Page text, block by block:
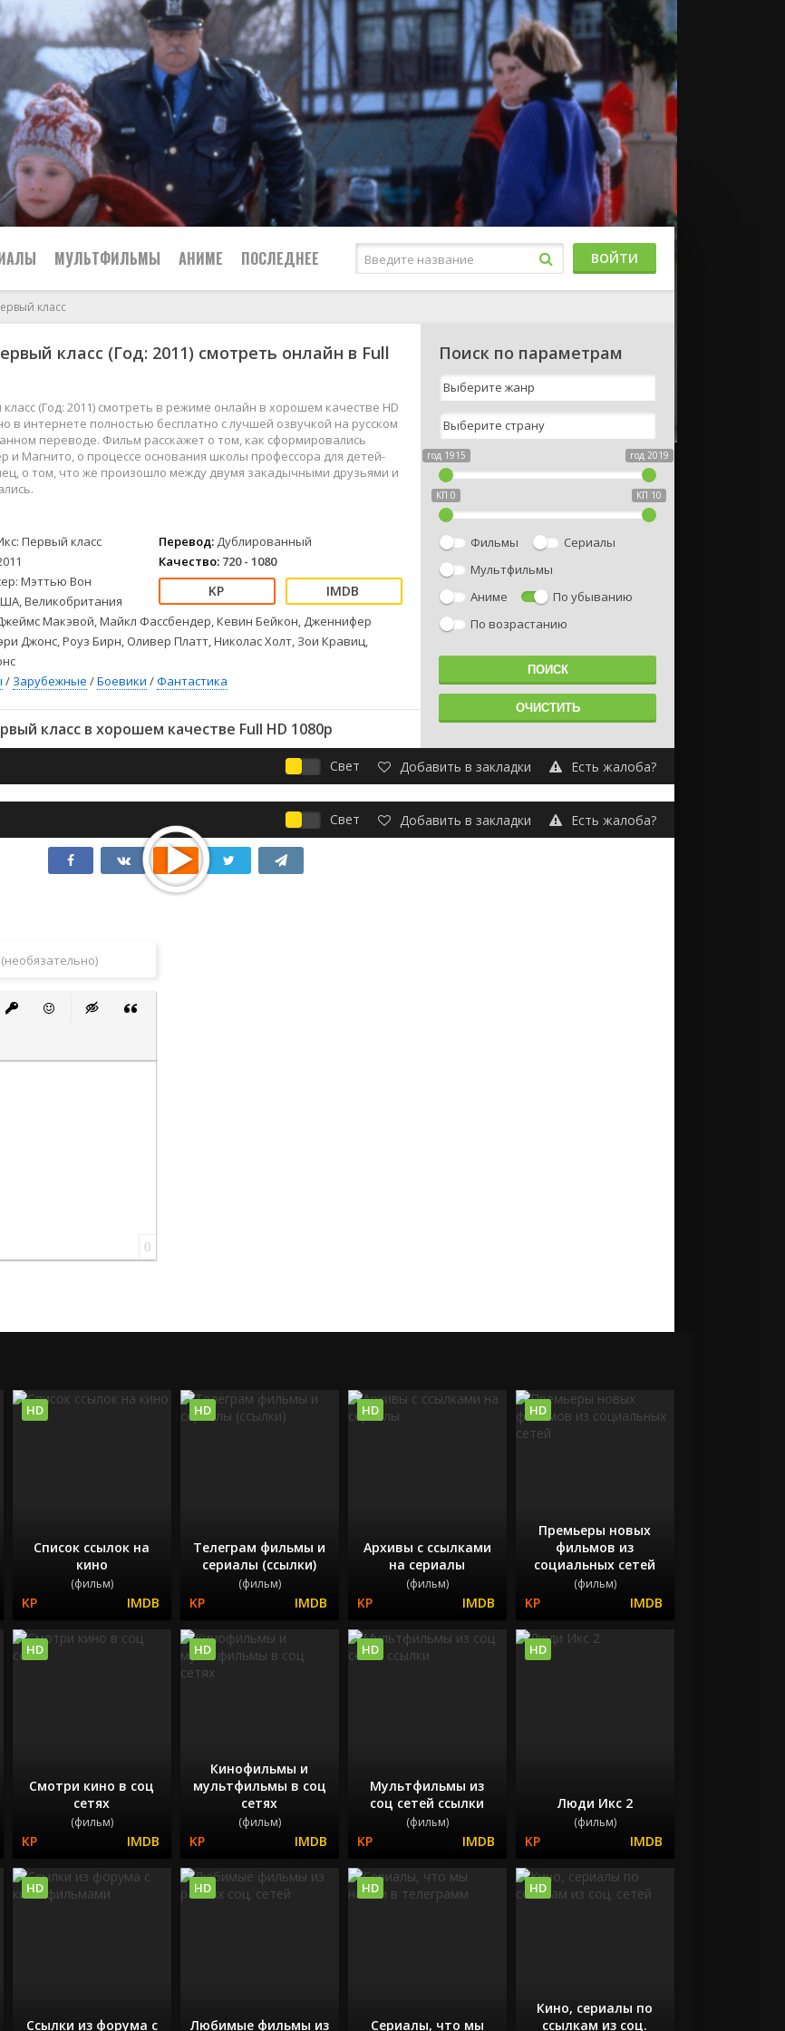
Боевики
Детективы
Детские
Драмы
Комедии
Мелодрамы
Семейные
Спорт
Триллеры
Ужасы
МУЛЬТФИЛЬМЫ АНИМЕ ПОСЛЕДНЕЕ
2023
2022
2021
Зарубежные
ВОЙТИ
класс
класс (Год: 2011) смотреть онлайн в Full
(Год: 2011) смотреть в режиме онлайн в хорошем качестве HD
в интернете полностью бесплатно с лучшей озвучкой на русском
переводе. Фильм расскажет о том, как сформировались
и Магнито, о процессе основания школы профессора для детей-
о том, что же произошло между двумя закадычными друзьями и
Первый класс
Мэттью Вон
Великобритания
Перевод: Дублированный
Качество: 720 - 1080
Макэвой, Майкл Фассбендер, Кевин Бейкон, Дженнифер
Джонс, Роуз Бирн, Оливер Платт, Николас Холт, Зои Кравиц,
/ Зарубежные /Боевики /Фантастика
класс в хорошем качестве Full HD 1080p
Поиск по параметрам
год 1915 год 2019
КП 0 КП 10
Фильмы
Сериалы
Мультфильмы
Аниме
По убыванию
По возрастанию
Свет Добавить в закладки Есть жалоба?
Свет Добавить в закладки Есть жалоба?
0
Список ссылок на
кино
(фильм)
HD
Телеграм фильмы и
сериалы (ссылки)
(фильм)
HD
Архивы с ссылками
на сериалы
(фильм)
HD
Премьеры новых
фильмов из
социальных сетей
(фильм)
HD
Смотри кино в соц
сетях
(фильм)
HD
Кинофильмы и
мультфильмы в соц
сетях
(фильм)
HD
Мультфильмы из
соц сетей ссылки
(фильм)
HD
Люди Икс 2
(фильм)
HD
Ссылки из форума с
HD
Любимые фильмы из
HD
Сериалы, что мы
HD
Кино, сериалы по
ссылкам из соц.
HD